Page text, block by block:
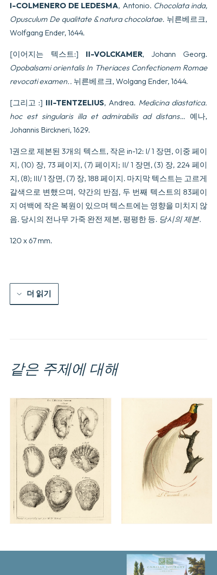
chocolatae.
수
량
I-COLMENERO DE LEDESMA, Antonio. Chocolata inda,
Opusculum De qualitate & natura chocolatae. 뉘른베르크,
Wolfgang Ender, 1644.
[이어지는 텍스트:] II-VOLCKAMER, Johann Georg.
Opobalsami orientalis In Theriaces Confectionem Romae
revocati examen.. 뉘른베르크, Wolgang Ender, 1644.
[그리고 :] III-TENTZELIUS, Andrea. Medicina diastatica.
hoc est singularis illa et admirabilis ad distans… 예나,
Johannis Birckneri, 1629.
1권으로 제본된 3개의 텍스트, 작은 in-12: I/ 1 장면, 이중 페이
지, (10) 장, 73 페이지, (7) 페이지; II/ 1 장면, (3) 장, 224 페이
지, (8); III/ 1 장면, (7) 장, 188 페이지. 마지막 텍스트는 고르게
갈색으로 변했으며, 약간의 반점, 두 번째 텍스트의 83페이
지 여백에 작은 복원이 있으며 텍스트에는 영향을 미치지 않
음. 당시의 전나무 가죽 완전 제본, 평평한 등. 당시의 제본.
120 x 67 mm.
더 읽기
같은 주제에 대해